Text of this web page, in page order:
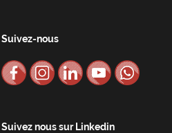
Suivez-nous
Suivez nous sur Linkedin